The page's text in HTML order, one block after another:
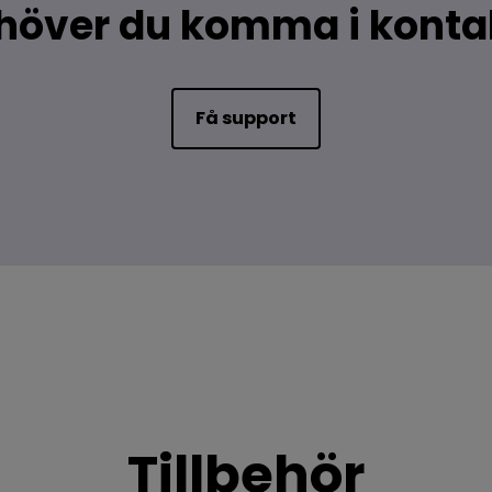
du komma i
Få support
Tillbehör